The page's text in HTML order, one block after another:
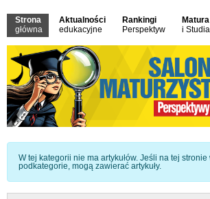
Strona
główna
Aktualności
edukacyjne
Rankingi
Perspektyw
Matura
i Studia
Informacja
W tej kategorii nie ma artykułów. Jeśli na tej
podkategorie, mogą zawierać artykuły.